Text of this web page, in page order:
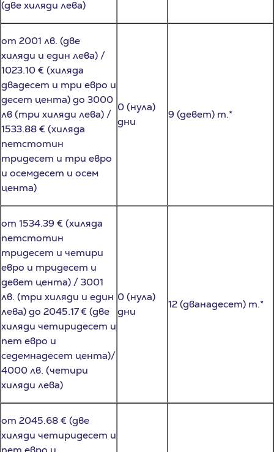
от 2001 лв. (две
хиляди и един лева) /
1023.10 € (хиляда
двадесет и три евро и
десет цента) до 3000
лв (три хиляди лева) /
1533.88 € (хиляда
петстотин
тридесет и три евро
и осемдесет и осем
цента)
дни
от 1534.39 € (хиляда
петстотин
тридесет и четири
девет цента) / 3001
лв. (три хиляди и един
лева) до 2045.17 € (две
хиляди четиридесет и
пет евро и
седемнадесет цента)/
4000 лв. (четири
хиляди лева)
дни
от 2045.68 € (две
хиляди четиридесет и
шестдесет и осем